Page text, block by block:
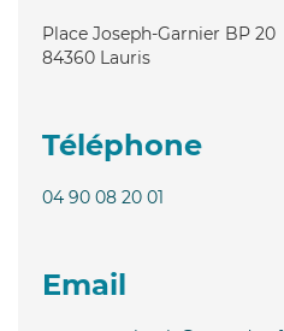
Place Joseph-Garnier BP 20
84360 Lauris
Téléphone
04 90 08 20 01
Email